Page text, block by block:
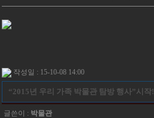
작성일 : 15-10-08 14:00
“2015년 우리 가족 박물관 탐방 행사”시작!
글쓴이 : 박물관